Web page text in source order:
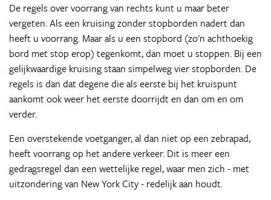
De regels over voorrang van rechts kunt u maar beter
vergeten. Als een kruising zonder stopborden nadert dan
heeft u voorrang. Maar als u een stopbord (zo'n achthoekig
bord met stop erop) tegenkomt, dan moet u stoppen. Bij een
gelijkwaardige kruising staan simpelweg vier stopborden. De
regels is dan dat degene die als eerste bij het kruispunt
aankomt ook weer het eerste doorrijdt en dan om en om
verder.
Een overstekende voetganger, al dan niet op een zebrapad,
heeft voorrang op het andere verkeer. Dit is meer een
gedragsregel dan een wettelijke regel, waar men zich - met
uitzondering van New York City - redelijk aan houdt.